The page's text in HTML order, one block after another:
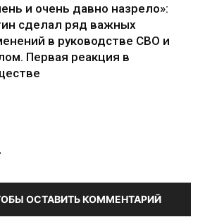
и очень давно назрело»:
сделал ряд важных
в руководстве СВО и
Первая реакция в
ОСТАВИТЬ КОММЕНТАРИЙ